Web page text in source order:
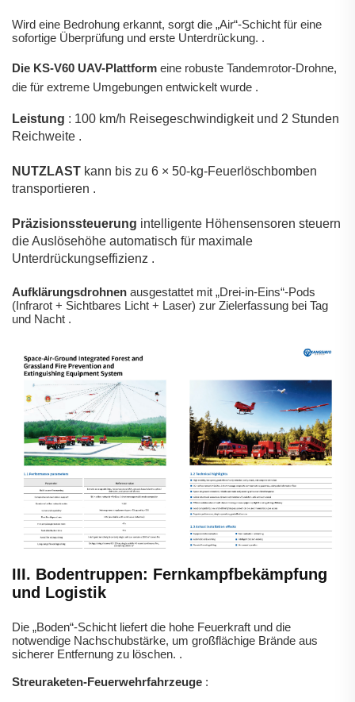
Wird eine Bedrohung erkannt, sorgt die „Air“-Schicht für eine
sofortige Überprüfung und erste Unterdrückung. .
Die KS-V60 UAV-Plattform eine robuste Tandemrotor-Drohne,
die für extreme Umgebungen entwickelt wurde .
Leistung : 100 km/h Reisegeschwindigkeit und 2 Stunden
Reichweite .
NUTZLAST kann bis zu 6 × 50-kg-Feuerlöschbomben
transportieren .
Präzisionssteuerung intelligente Höhensensoren steuern
die Auslösehöhe automatisch für maximale
Unterdrückungseffizienz .
Aufklärungsdrohnen ausgestattet mit „Drei-in-Eins“-Pods
(Infrarot + Sichtbares Licht + Laser) zur Zielerfassung bei Tag
und Nacht .
III. Bodentruppen: Fernkampfbekämpfung
und Logistik
Die „Boden“-Schicht liefert die hohe Feuerkraft und die
notwendige Nachschubstärke, um großflächige Brände aus
sicherer Entfernung zu löschen. .
Streuraketen-Feuerwehrfahrzeuge :